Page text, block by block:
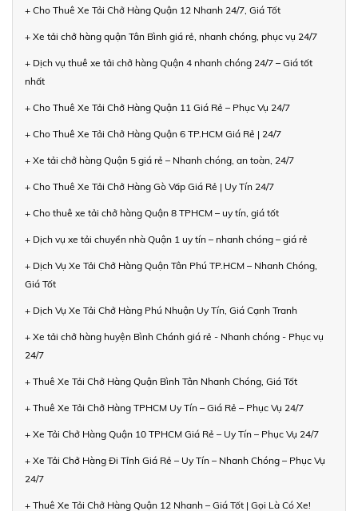
+ Cho Thuê Xe Tải Chở Hàng Quận 12 Nhanh 24/7, Giá Tốt
+ Xe tải chở hàng quận Tân Bình giá rẻ, nhanh chóng, phục vụ 24/7
+ Dịch vụ thuê xe tải chở hàng Quận 4 nhanh chóng 24/7 – Giá tốt
nhất
+ Cho Thuê Xe Tải Chở Hàng Quận 11 Giá Rẻ – Phục Vụ 24/7
+ Cho Thuê Xe Tải Chở Hàng Quận 6 TP.HCM Giá Rẻ | 24/7
+ Xe tải chở hàng Quận 5 giá rẻ – Nhanh chóng, an toàn, 24/7
+ Cho Thuê Xe Tải Chở Hàng Gò Vấp Giá Rẻ | Uy Tín 24/7
+ Cho thuê xe tải chở hàng Quận 8 TPHCM – uy tín, giá tốt
+ Dịch vụ xe tải chuyển nhà Quận 1 uy tín – nhanh chóng – giá rẻ
+ Dịch Vụ Xe Tải Chở Hàng Quận Tân Phú TP.HCM – Nhanh Chóng,
Giá Tốt
+ Dịch Vụ Xe Tải Chở Hàng Phú Nhuận Uy Tín, Giá Cạnh Tranh
+ Xe tải chở hàng huyện Bình Chánh giá rẻ - Nhanh chóng - Phục vụ
24/7
+ Thuê Xe Tải Chở Hàng Quận Bình Tân Nhanh Chóng, Giá Tốt
+ Thuê Xe Tải Chở Hàng TPHCM Uy Tín – Giá Rẻ – Phục Vụ 24/7
+ Xe Tải Chở Hàng Quận 10 TPHCM Giá Rẻ – Uy Tín – Phục Vụ 24/7
+ Xe Tải Chở Hàng Đi Tỉnh Giá Rẻ – Uy Tín – Nhanh Chóng – Phục Vụ
24/7
+ Thuê Xe Tải Chở Hàng Quận 12 Nhanh – Giá Tốt | Gọi Là Có Xe!